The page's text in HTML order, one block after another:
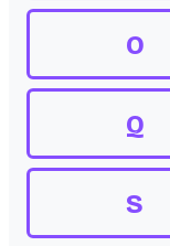
O
Q
S